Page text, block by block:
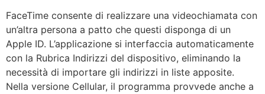
FaceTime consente di realizzare una videochiamata con
un’altra persona a patto che questi disponga di un
Apple ID. L’applicazione si interfaccia automaticamente
con la Rubrica Indirizzi del dispositivo, eliminando la
necessità di importare gli indirizzi in liste apposite.
Nella versione Cellular, il programma provvede anche a